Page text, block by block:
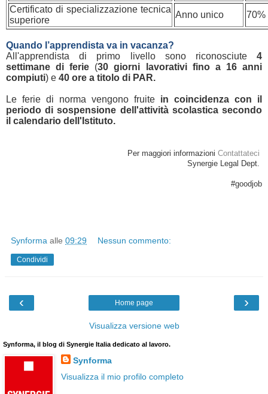
Certificato di specializzazione tecnica
superiore
Anno unico 70%
Quando l’apprendista va in vacanza?
All'apprendista di primo livello sono riconosciute 4
settimane di ferie (30 giorni lavorativi fino a 16 anni
compiuti) e 40 ore a titolo di PAR.
Le ferie di norma vengono fruite in coincidenza con il
periodo di sospensione dell'attività scolastica secondo
il calendario dell'Istituto.
Per maggiori informazioni Contattateci
Synergie Legal Dept.
#goodjob
Synforma alle 09:29 Nessun commento:
Condividi
‹ ›
Home page
Visualizza versione web
Synforma, il blog di Synergie Italia dedicato al lavoro.
Synforma
Visualizza il mio profilo completo